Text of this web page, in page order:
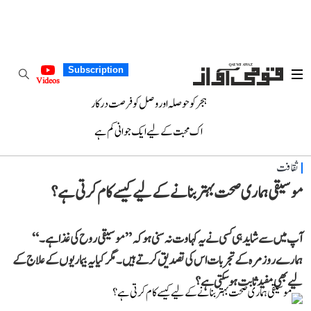
Subscription
Videos
ہجر کو حوصلہ اور وصل کو فرصت درکار
اک محبت کے لیے ایک جوانی کم ہے
ثقافت
موسیقی ہماری صحت بہتر بنانے کے لیے کیسے کام کرتی ہے؟
آپ میں سے شاید ہی کسی نے یہ کہاوت نہ سنی ہو کہ ”موسیقی روح کی غذا ہے۔“
ہمارے روزمرہ کے تجربات اس کی تصدیق کرتے ہیں۔ مگر کیا یہ بیماریوں کے علاج کے
لیے بھی مفید ثابت ہو سکتی ہے؟